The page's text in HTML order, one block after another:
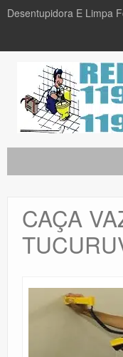
Desentupidora E Limpa
Limpa Fossa
Caça Vazamentos
Galeria De Fotos
CAÇA